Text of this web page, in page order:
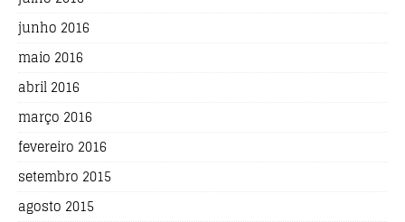
junho 2016
maio 2016
abril 2016
março 2016
fevereiro 2016
setembro 2015
agosto 2015